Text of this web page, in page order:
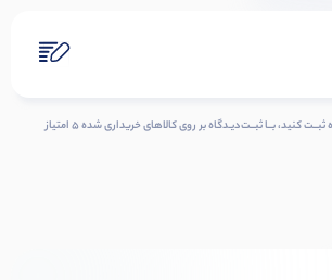
شمـا هـم دربـاره ایـن کــالا دیــدگاه ثبــت کنید، بــا ثبــت‌دیـدگاه بر روی کالاهای خریداری شده ۵ امتیاز